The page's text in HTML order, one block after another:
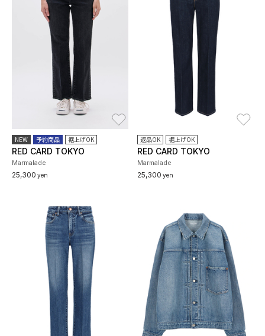
NEW 予約商品 裾上げOK
RED CARD TOKYO
Marmalade
25,300 yen
返品OK 裾上げOK
RED CARD TOKYO
Marmalade
25,300 yen